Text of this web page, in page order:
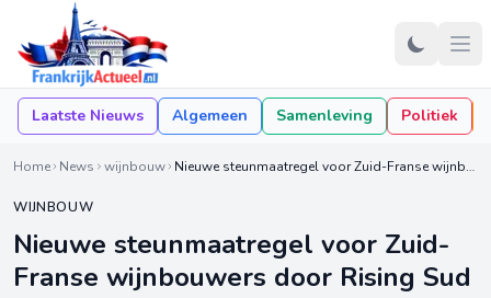
Laatste Nieuws Algemeen Samenleving Politiek
Home News wijnbouw Nieuwe steunmaatregel voor Zuid-Franse wijnbouwers door Rising Sud
WIJNBOUW
Nieuwe steunmaatregel voor Zuid-
Franse wijnbouwers door Rising Sud